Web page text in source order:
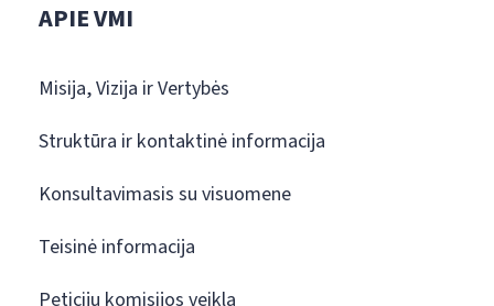
APIE VMI
Misija, Vizija ir Vertybės
Struktūra ir kontaktinė informacija
Konsultavimasis su visuomene
Teisinė informacija
Peticijų komisijos veikla